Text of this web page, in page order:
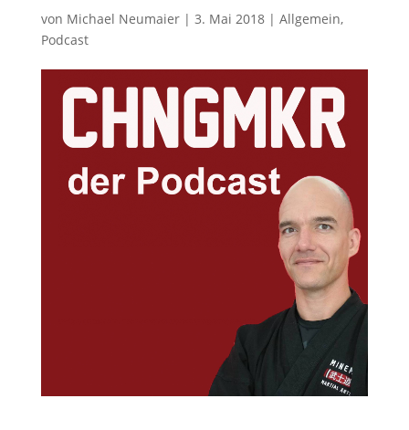
von Michael Neumaier| 3. Mai 2018| Allgemein,
Podcast